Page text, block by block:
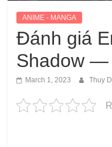
ANIME - MANGA
Đánh giá
Shadow —
March 1, 2023 Thuy